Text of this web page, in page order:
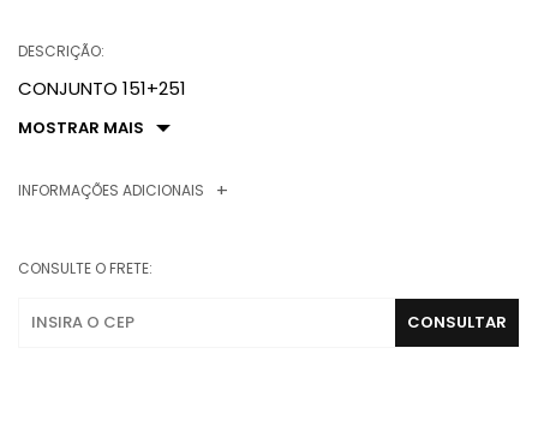
DESCRIÇÃO:
CONJUNTO 151+251
MOSTRAR MAIS
INFORMAÇÕES ADICIONAIS
CONSULTE O FRETE: